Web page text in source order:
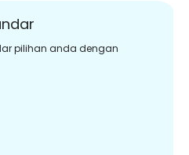
pilihan anda dengan